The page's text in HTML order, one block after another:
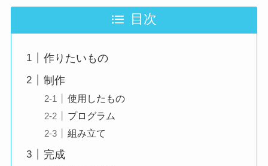
目次
作りたいもの
制作
使用したもの
プログラム
組み立て
完成